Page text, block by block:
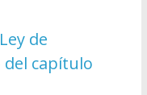
de
capítulo